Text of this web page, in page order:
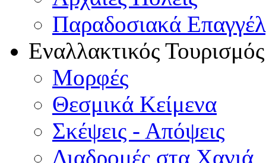
Παραδοσιακά
Εναλλακτικός Τουρισμός
Μορφές
Θεσμικά Κείμενα
Σκέψεις - Απόψεις
Διαδρομές στα Χανιά